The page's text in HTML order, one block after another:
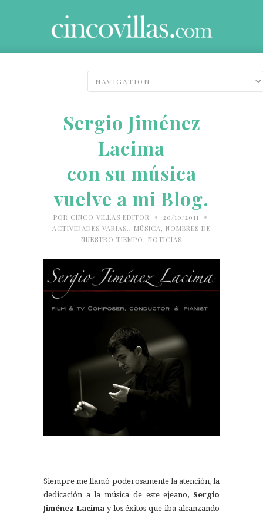
Sergio Jiménez
Lacima
con su música
vuelve a mi Blog.
POR CINCO VILLAS EDITOR • 20/10/2011 •
ACTIVIDADES VARIAS. , MÚSICA , NOMBRES DE
NUESTRO TIEMPO , NOTICIAS
Siempre me llamó poderosamente la atención, la
dedicación a la música de este ejeano, Sergio
Jiménez Lacimay los éxitos que iba alcanzando